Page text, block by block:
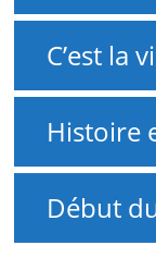
C’est la
Histoire
Début